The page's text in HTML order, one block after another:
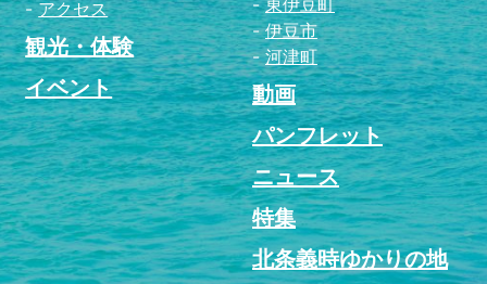
アクセス
観光・体験
イベント
伊豆市
河津町
動画
パンフレット
ニュース
特集
北条義時ゆかりの地